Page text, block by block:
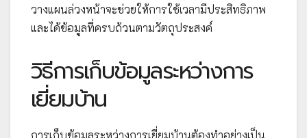
วางแผนล่วงหน้าจะช่วยให้การใช้เวลามีประสิทธิภาพ
และได้ข้อมูลที่ครบถ้วนตามวัตถุประสงค์
วิธีการเก็บข้อมูลระหว่างการ
เยี่ยมบ้าน
การเก็บข้อมูลระหว่างการเยี่ยมบ้านต้องทำอย่างเป็น